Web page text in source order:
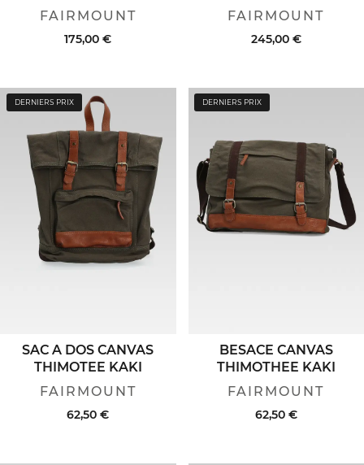
FAIRMOUNT
175,00 €
FAIRMOUNT
245,00 €
DERNIERS PRIX
SAC A DOS CANVAS
THIMOTEE KAKI
FAIRMOUNT
62,50 €
DERNIERS PRIX
BESACE CANVAS
THIMOTHEE KAKI
FAIRMOUNT
62,50 €